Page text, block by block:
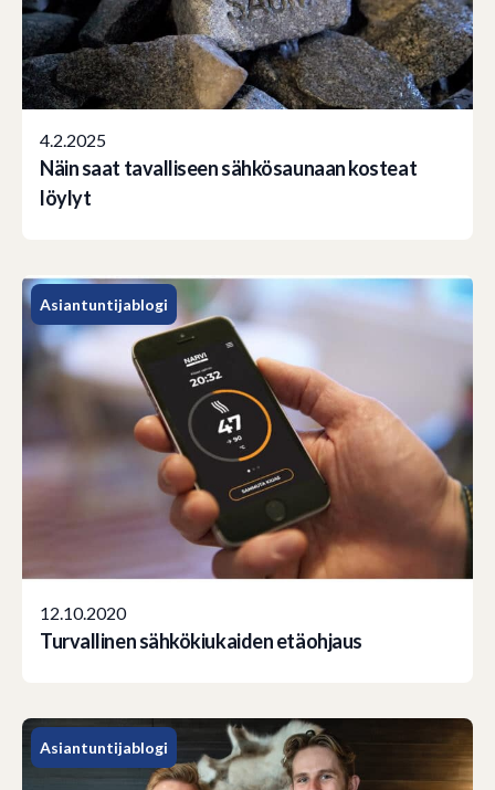
4.2.2025
Näin saat tavalliseen sähkösaunaan kosteat
löylyt
Asiantuntijablogi
12.10.2020
Turvallinen sähkökiukaiden etäohjaus
Asiantuntijablogi